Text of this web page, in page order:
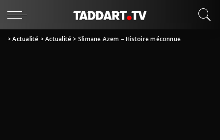
>Actualité >Actualité > Slimane Azem – Histoire méconnue